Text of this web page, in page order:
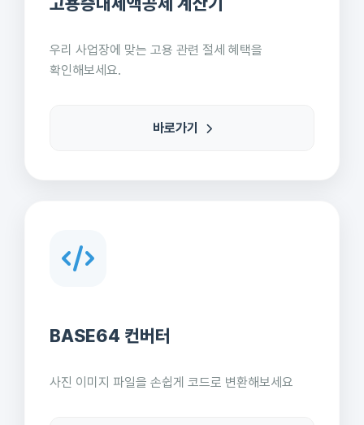
우리 사업장에 맞는 고용 관련 절세 혜택을
확인해보세요.
바로가기
BASE64 컨버터
사진 이미지 파일을 손쉽게 코드로 변환해보세요